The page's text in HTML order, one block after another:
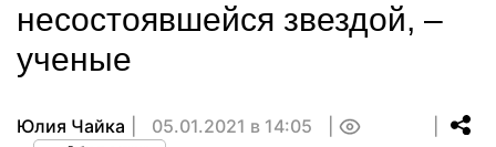
несостоявшейся звездой, –
ученые
Юлия Чайка 05.01.2021 в 14:05